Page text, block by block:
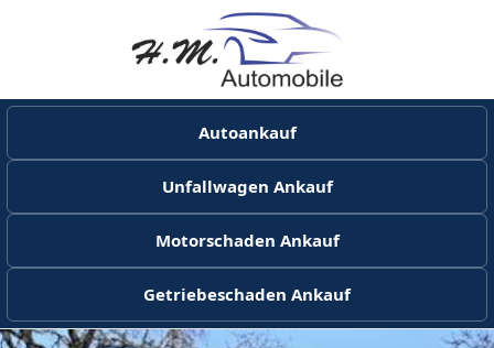
Autoankauf
Unfallwagen Ankauf
Motorschaden Ankauf
Getriebeschaden Ankauf